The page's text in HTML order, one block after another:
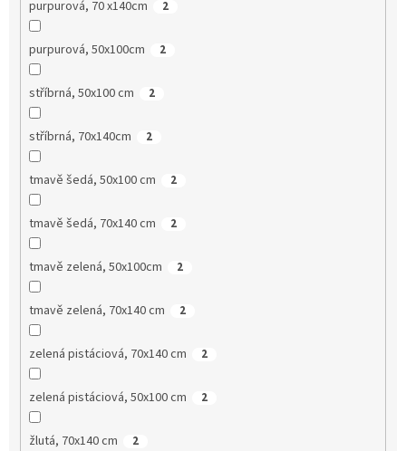
purpurová, 70 x140cm 2
purpurová, 50x100cm 2
stříbrná, 50x100 cm 2
stříbrná, 70x140cm 2
tmavě šedá, 50x100 cm 2
tmavě šedá, 70x140 cm 2
tmavě zelená, 50x100cm 2
tmavě zelená, 70x140 cm 2
zelená pistáciová, 70x140 cm 2
zelená pistáciová, 50x100 cm 2
žlutá, 70x140 cm 2